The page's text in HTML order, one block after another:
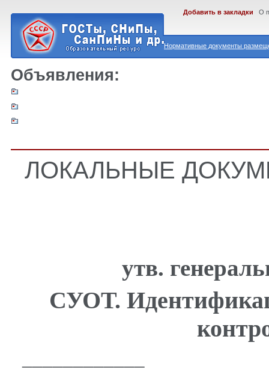
Нормативные документы
Добавить в закладки О
Объявления:
ЛОКАЛЬНЫЕ
утв.
СУОТ.